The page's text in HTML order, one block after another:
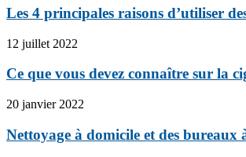
Les 4 principales raisons d’utiliser
12 juillet 2022
Ce que vous devez connaître sur la
20 janvier 2022
Nettoyage à domicile et des bureaux